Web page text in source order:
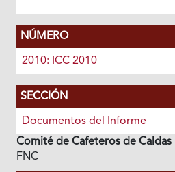
NÚMERO
2010: ICC 2010
SECCIÓN
Documentos del Informe
Comité de Cafeteros de Caldas
FNC